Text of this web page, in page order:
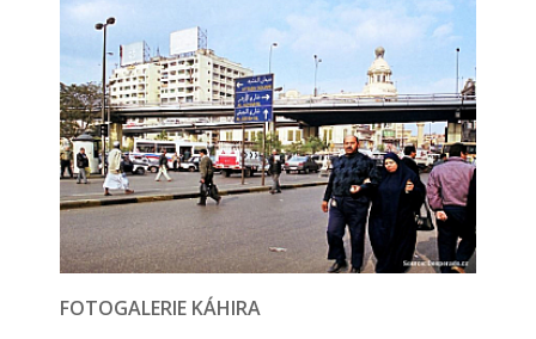
FOTOGALERIE KÁHIRA